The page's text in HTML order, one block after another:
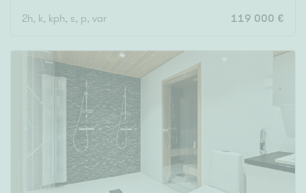
2h, k, kph, s, p, var 119 000 €